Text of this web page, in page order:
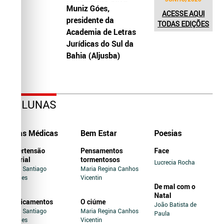
Muniz Góes,
presidente da
Academia de Letras
Jurídicas do Sul da
Bahia (Aljusba)
ACESSE AQUI
TODAS EDIÇÕES
COLUNAS
Dicas Médicas
Hipertensão
Arterial
Jairo Santiago
Novaes
Medicamentos
Jairo Santiago
Novaes
Bem Estar
Pensamentos
tormentosos
Maria Regina Canhos
Vicentin
O ciúme
Maria Regina Canhos
Vicentin
Poesias
Face
Lucrecia Rocha
De mal com o
Natal
João Batista de
Paula